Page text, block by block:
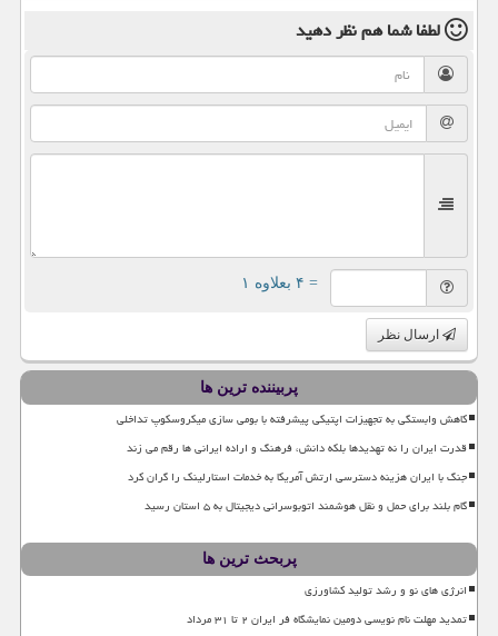
لطفا شما همنظر دهید
= ۴ بعلاوه ۱
ارسال نظر
پربیننده ترین ها
کاهش وابستگی به تجهیزات اپتیکی پیشرفته با بومی سازی میکروسکوپ تداخلی
قدرت ایران را نه تهدیدها بلکه دانش، فرهنگ و اراده ایرانی ها رقم می زند
جنگ با ایران هزینه دسترسی ارتش آمریکا به خدمات استارلینک را گران کرد
گام بلند برای حمل و نقل هوشمند اتوبوسرانی دیجیتال به ۵ استان رسید
پربحث ترین ها
انرژی های نو و رشد تولید کشاورزی
تمدید مهلت نام نویسی دومین نمایشگاه فر ایران ۲ تا ۳۱ مرداد